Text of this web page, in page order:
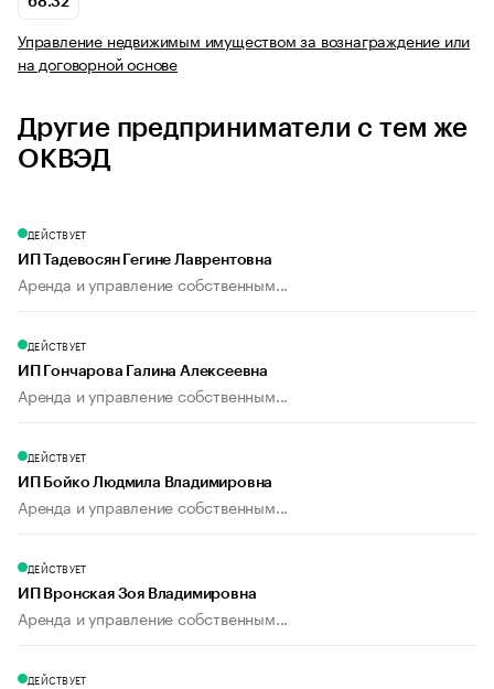
Управление недвижимым имуществом за вознаграждение или
на договорной основе
Другие предприниматели с тем же
ОКВЭД
ДЕЙСТВУЕТ
ИП Тадевосян Гегине Лаврентовна
Аренда и управление собственным...
ДЕЙСТВУЕТ
ИП Гончарова Галина Алексеевна
Аренда и управление собственным...
ДЕЙСТВУЕТ
ИП Бойко Людмила Владимировна
Аренда и управление собственным...
ДЕЙСТВУЕТ
ИП Вронская Зоя Владимировна
Аренда и управление собственным...
ДЕЙСТВУЕТ